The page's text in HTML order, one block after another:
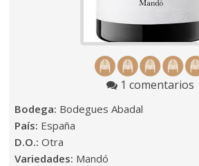
1 comentarios
Bodega: Bodegues Abadal
País: España
D.O.:Otra
Variedades: Mandó